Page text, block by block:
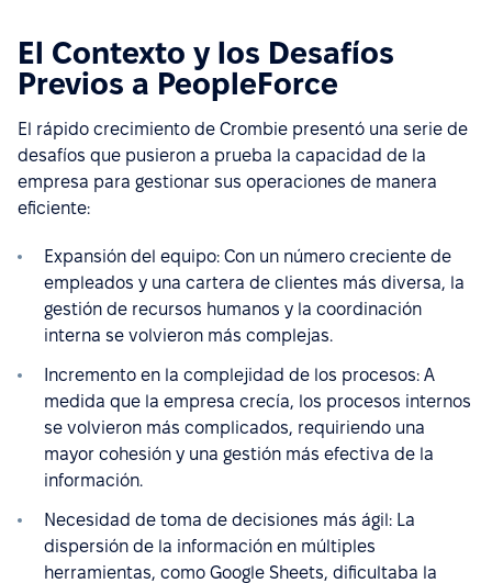
El Contexto y los Desafíos
Previos a PeopleForce
El rápido crecimiento de Crombie presentó una serie de
desafíos que pusieron a prueba la capacidad de la
empresa para gestionar sus operaciones de manera
eficiente:
Expansión del equipo: Con un número creciente de
empleados y una cartera de clientes más diversa, la
gestión de recursos humanos y la coordinación
interna se volvieron más complejas.
Incremento en la complejidad de los procesos: A
medida que la empresa crecía, los procesos internos
se volvieron más complicados, requiriendo una
mayor cohesión y una gestión más efectiva de la
información.
Necesidad de toma de decisiones más ágil: La
dispersión de la información en múltiples
herramientas, como Google Sheets, dificultaba la